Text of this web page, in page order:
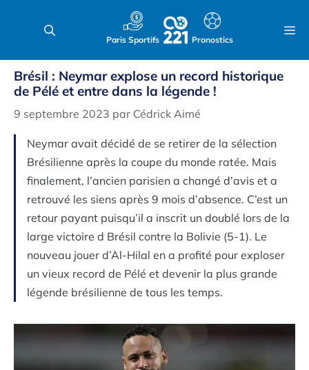
Paris Sportifs Pronostics
Brésil : Neymar explose un record historique
de Pélé et entre dans la légende !
9 septembre 2023 par Cédrick Aimé
Neymar avait décidé de se retirer de la sélection
Brésilienne après la coupe du monde ratée. Mais
finalement, l’ancien parisien a changé d’avis et a
retrouvé les siens après 9 mois d’absence. C’est un
retour payant puisqu’il a inscrit un doublé lors de la
large victoire d Brésil contre la Bolivie (5-1). Le
nouveau jouer d’Al-Hilal en a profité pour exploser
un vieux record de Pélé et devenir la plus grande
légende brésilienne de tous les temps.